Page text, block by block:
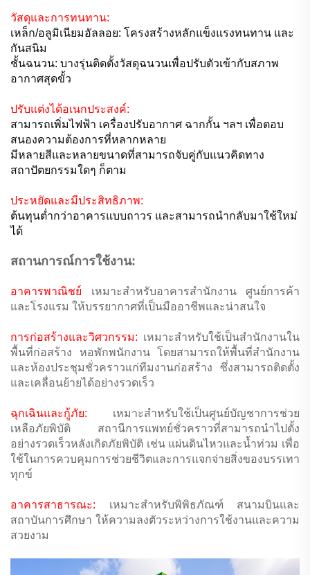
วัสดุและการทนทาน:
เหล็ก/อลูมิเนียมอัลลอย: โครงสร้างหลักแข็งแรงทนทาน และ
กันสนิม
ชั้นฉนวน: บางรุ่นติดตั้งวัสดุฉนวนเพื่อปรับตัวเข้ากับสภาพ
อากาศสุดขั้ว
ปรับแต่งได้อเนกประสงค์:
สามารถเพิ่มไฟฟ้า เครื่องปรับอากาศ ฉากกั้น ฯลฯ เพื่อตอบ
สนองความต้องการที่หลากหลาย
มีหลายสีและหลายขนาดที่สามารถจับคู่กับแนวคิดทาง
สถาปัตยกรรมใดๆ ก็ตาม
ประหยัดและมีประสิทธิภาพ:
ต้นทุนต่ำกว่าอาคารแบบถาวร และสามารถนำกลับมาใช้ใหม่
ได้
สถานการณ์การใช้งาน:
อาคารพาณิชย์ เหมาะสำหรับอาคารสำนักงาน ศูนย์การค้า
และโรงแรม ให้บรรยากาศที่เป็นมืออาชีพและน่าสนใจ
การก่อสร้างและวิศวกรรม: เหมาะสำหรับใช้เป็นสำนักงานใน
พื้นที่ก่อสร้าง หอพักพนักงาน โดยสามารถให้พื้นที่สำนักงาน
และห้องประชุมชั่วคราวแก่ทีมงานก่อสร้าง ซึ่งสามารถติดตั้ง
และเคลื่อนย้ายได้อย่างรวดเร็ว
ฉุกเฉินและกู้ภัย: เหมาะสำหรับใช้เป็นศูนย์บัญชาการช่วย
เหลือภัยพิบัติ สถานีการแพทย์ชั่วคราวที่สามารถนำไปตั้ง
อย่างรวดเร็วหลังเกิดภัยพิบัติ เช่น แผ่นดินไหวและน้ำท่วม เพื่อ
ใช้ในการควบคุมการช่วยชีวิตและการแจกจ่ายสิ่งของบรรเทา
ทุกข์
อาคารสาธารณะ: เหมาะสำหรับพิพิธภัณฑ์ สนามบินและ
สถาบันการศึกษา ให้ความลงตัวระหว่างการใช้งานและความ
สวยงาม